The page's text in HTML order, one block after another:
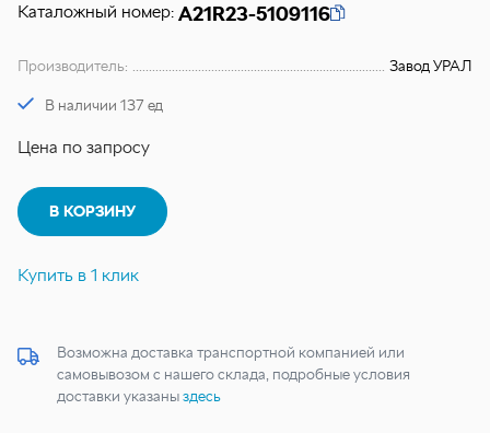
Каталожный номер: A21R23-5109116
Производитель: Завод УРАЛ
В наличии 137 ед
Цена по запросу
В КОРЗИНУ
Купить в 1 клик
Возможна доставка транспортной компанией или
самовывозом с нашего склада, подробные условия
доставки указаныздесь